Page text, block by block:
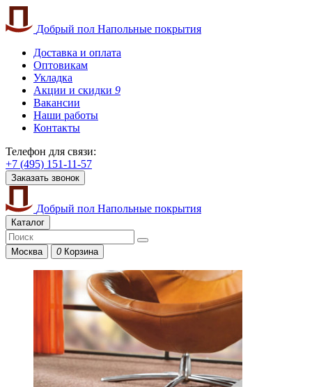
Добрый пол Напольные покрытия
Доставка и оплата
Оптовикам
Укладка
Акции и скидки 9
Вакансии
Наши работы
Контакты
Телефон для связи:
+7 (495) 151-11-57
Заказать звонок
Добрый пол Напольные покрытия
Каталог
Москва 0 Корзина